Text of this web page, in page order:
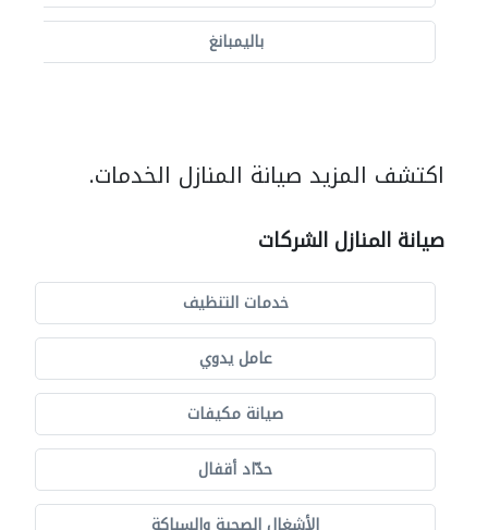
باليمبانغ
اكتشف المزيد صيانة المنازل الخدمات.
صيانة المنازل الشركات
خدمات التنظيف
عامل يدوي
صيانة مكيفات
حدّاد أقفال